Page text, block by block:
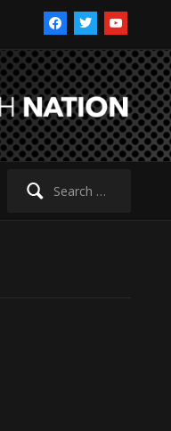
facebooktwitteryoutube
Search